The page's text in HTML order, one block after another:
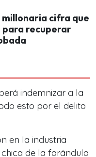
millonaria cifra que
para recuperar
indemnizar a la
esto por el delito
en la industria
de la farándula